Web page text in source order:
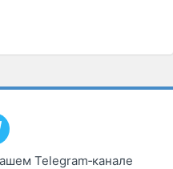
Telegram‑канале